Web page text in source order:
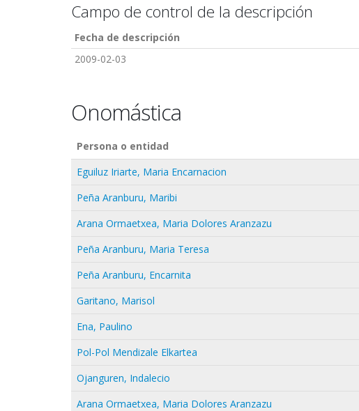
Campo de control de la descripción
Fecha de descripción
2009-02-03
Onomástica
Persona o entidad
Eguiluz Iriarte, Maria Encarnacion
Peña Aranburu, Maribi
Arana Ormaetxea, Maria Dolores Aranzazu
Peña Aranburu, Maria Teresa
Peña Aranburu, Encarnita
Garitano, Marisol
Ena, Paulino
Pol-Pol Mendizale Elkartea
Ojanguren, Indalecio
Arana Ormaetxea, Maria Dolores Aranzazu